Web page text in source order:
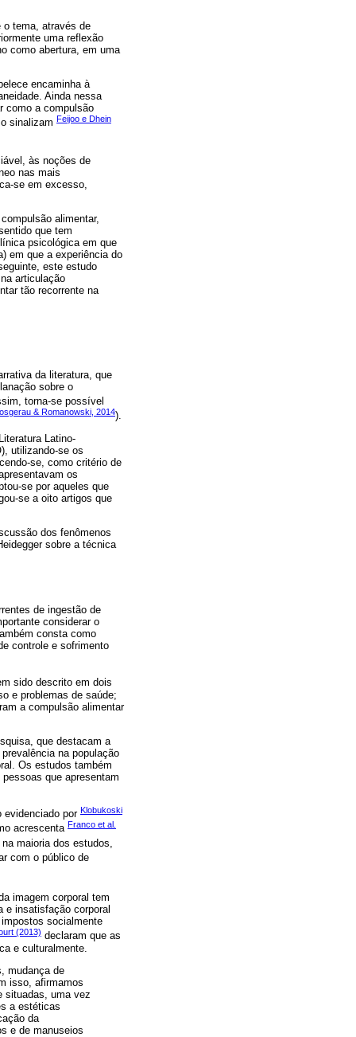
o tema, através de
uma reflexão
como abertura, em uma
encaminha à
Ainda nessa
como a compulsão
sinalizam Feijoo e Dhein
às noções de
nas mais
se em excesso,
alimentar,
que tem
psicológica em que
em que a experiência do
este estudo
articulação
tão recorrente na
da literatura, que
sobre o
torna-se possível
& Romanowski, 2014).
Latino-
utilizando-se os
se, como critério de
os
se por aqueles que
se a oito artigos que
dos fenômenos
sobre a técnica
de ingestão de
considerar o
consta como
controle e sofrimento
sido descrito em dois
e problemas de saúde;
a compulsão alimentar
que destacam a
na população
Os estudos também
que apresentam
evidenciado por Klobukoski
acrescenta Franco et al.
maioria dos estudos,
com o público de
imagem corporal tem
e insatisfação corporal
socialmente
(2013) declaram que as
e culturalmente.
mudança de
isso, afirmamos
situadas, uma vez
a estéticas
da
e de manuseios